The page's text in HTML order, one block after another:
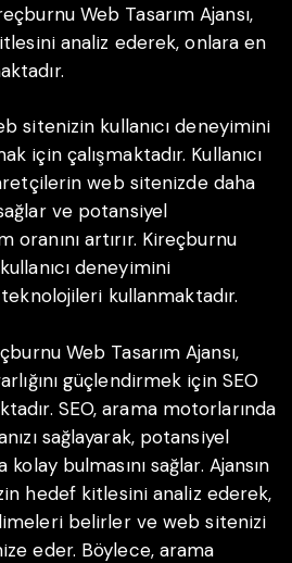
Web Tasarım Ajansı,
analiz ederek, onlara en
sitenizin kullanıcı deneyimini
için çalışmaktadır. Kullanıcı
web sitenizde daha
ve potansiyel
artırır. Kireçburnu
deneyimini
kullanmaktadır.
Web Tasarım Ajansı,
güçlendirmek için SEO
SEO, arama motorlarında
sağlayarak, potansiyel
bulmasını sağlar. Ajansın
hedef kitlesini analiz ederek,
belirler ve web sitenizi
eder. Böylece, arama